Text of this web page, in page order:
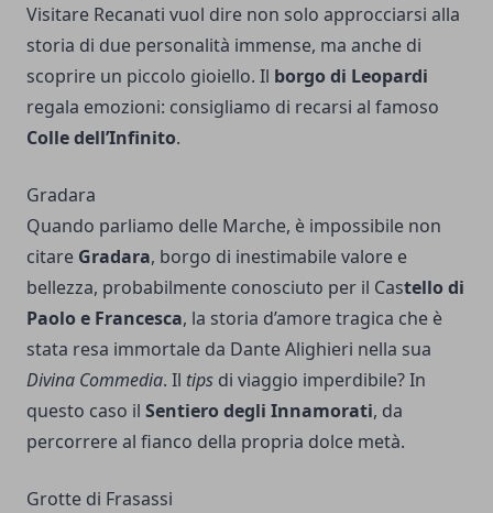
Visitare Recanati vuol dire non solo approcciarsi alla
storia di due personalità immense, ma anche di
scoprire un piccolo gioiello. Il borgo di Leopardi
regala emozioni: consigliamo di recarsi al famoso
Colle dell’Infinito.
Gradara
Quando parliamo delle Marche, è impossibile non
citare Gradara, borgo di inestimabile valore e
bellezza, probabilmente conosciuto per il Castello di
Paolo e Francesca, la storia d’amore tragica che è
stata resa immortale da Dante Alighieri nella sua
Divina Commedia. Il tips di viaggio imperdibile? In
questo caso il Sentiero degli Innamorati, da
percorrere al fianco della propria dolce metà.
Grotte di Frasassi